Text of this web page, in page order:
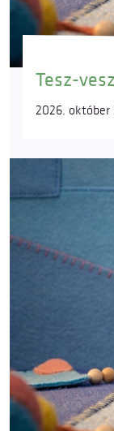
Tesz-
2026. október